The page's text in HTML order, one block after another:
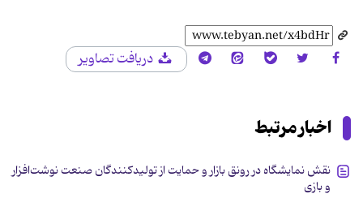
دریافت تصاویر
اخبار مرتبط
نقش نمایشگاه در رونق بازار و حمایت از تولیدکنندگان صنعت نوشت‌افزار
و بازی